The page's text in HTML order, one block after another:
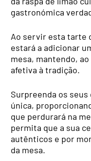
gastronómica
Ao servir esta tarte
estará a adicionar
mesa, mantendo,
afetiva à tradição.
Surpreenda os
única,
que perdurará na
permita que a sua
autênticos e por
da mesa.